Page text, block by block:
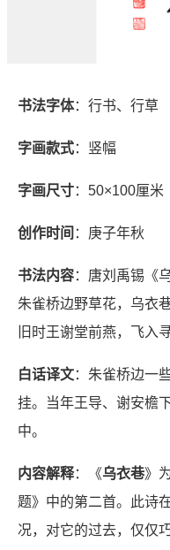
书法字体：行书、行草
字画款式：竖幅
字画尺寸：50×100厘米
创作时间 ：庚子年秋
书法内容：唐刘禹锡《
朱雀桥边野草花，乌衣
旧时王谢堂前燕，飞入
白话译文：朱雀桥边一
挂。当年王导、谢安檐
中。
内容解释：《乌衣巷》
题》中的第二首。此诗
况，对它的过去，仅仅